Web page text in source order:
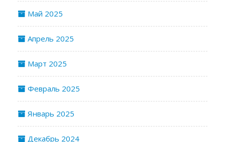
Май 2025
Апрель 2025
Март 2025
Февраль 2025
Январь 2025
Декабрь 2024